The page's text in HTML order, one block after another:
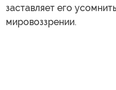
заставляет его
мировоззрении.